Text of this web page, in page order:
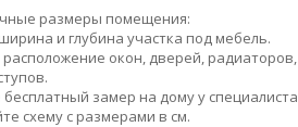
размеры помещения:
и глубина участка под мебель.
окон, дверей, радиаторов,
замер на дому у специалиста
схему с размерами в см.